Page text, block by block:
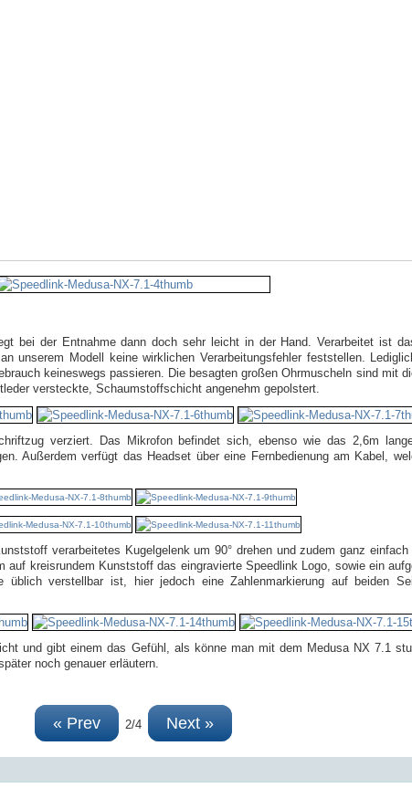
bei der Entnahme dann doch sehr leicht in der Hand. Verarbeitet ist
unserem Modell keine wirklichen Verarbeitungsfehler feststellen.
keineswegs passieren. Die besagten großen Ohrmuscheln sind mit
versteckte, Schaumstoffschicht angenehm gepolstert.
verziert. Das Mikrofon befindet sich, ebenso wie das 2,6m
Außerdem verfügt das Headset über eine Fernbedienung am Kabel,
verarbeitetes Kugelgelenk um 90° drehen und zudem ganz
kreisrundem Kunststoff das eingravierte Speedlink Logo, sowie ein
üblich verstellbar ist, hier jedoch eine Zahlenmarkierung auf beiden
und gibt einem das Gefühl, als könne man mit dem Medusa NX 7.1
noch genauer erläutern.
« Prev 2/4 Next »